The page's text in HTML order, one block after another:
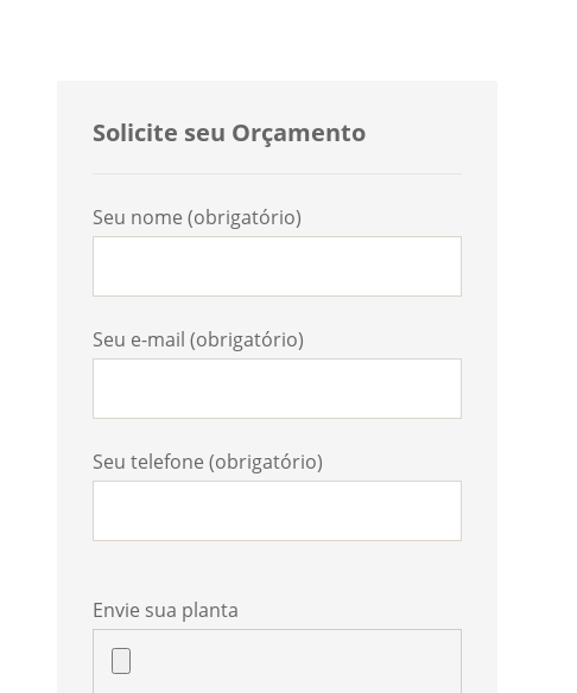
Solicite seu Orçamento
Seu nome (obrigatório)
Seu e-mail (obrigatório)
Seu telefone (obrigatório)
Envie sua planta